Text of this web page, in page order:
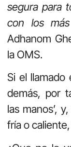
segura para
con los más
Adhanom
la OMS.
Si el llamado
demás, por
las manos’,
fría o